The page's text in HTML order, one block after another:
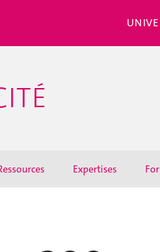
Expertises